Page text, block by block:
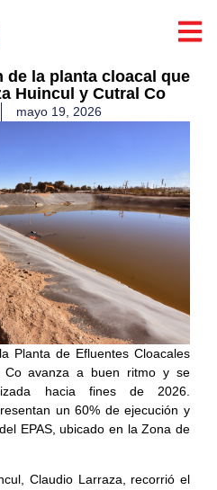
de la planta cloacal que
Huincul y Cutral Co
mayo 19, 2026
Planta de Efluentes Cloacales
Co avanza a buen ritmo y se
hacia fines de 2026.
un 60% de ejecución y
EPAS, ubicado en la Zona de
Claudio Larraza, recorrió el